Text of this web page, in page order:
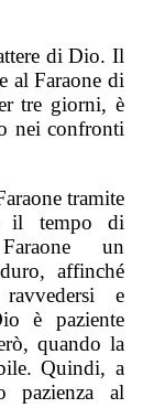
di Dio. Il
al Faraone di
tre giorni, è
nei confronti
tramite
il tempo di
un
affinché
e
è paziente
quando la
Quindi, a
pazienza al